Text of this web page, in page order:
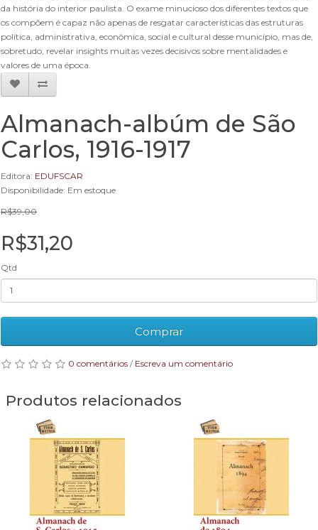
da história do interior paulista. O exame minucioso dos diferentes textos que
os compõem é capaz não apenas de resgatar características das estruturas
política, administrativa, econômica, social e cultural desse município, mas de,
sobretudo, revelar insights muitas vezes decisivos sobre mentalidades e
valores de uma época.
Almanach-albúm de São
Carlos, 1916-1917
Editora: EDUFSCAR
Disponibilidade: Em estoque
R$39,00
R$31,20
Qtd
Comprar
0 comentários / Escreva um comentário
Produtos relacionados